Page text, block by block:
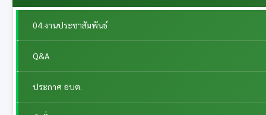
04.งานประชาสัมพันธ์
Q&A
ประกาศ อบต.